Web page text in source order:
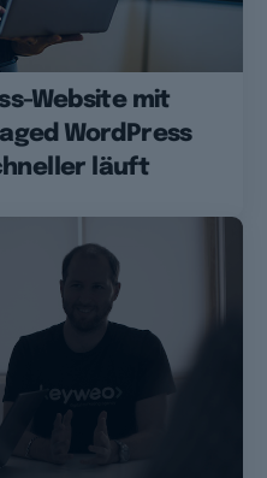
Website mit
WordPress
läuft